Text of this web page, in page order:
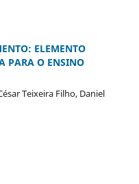
ELEMENTO
PARA O ENSINO
Teixeira Filho, Daniel